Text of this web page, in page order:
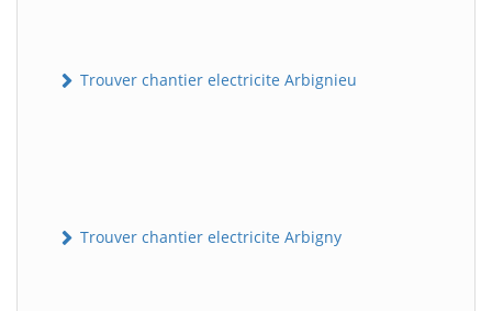
Trouver chantier electricite Arbignieu
Trouver chantier electricite Arbigny